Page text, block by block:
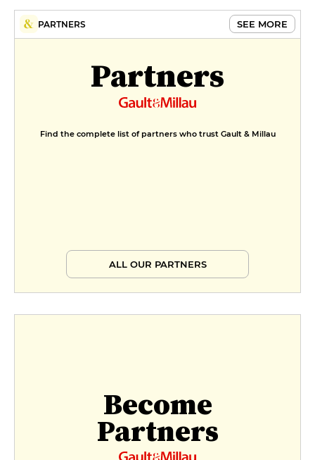
PARTNERS SEE MORE
Partners
Find the complete list of partners who trust Gault & Millau
ALL OUR PARTNERS
Become
Partners